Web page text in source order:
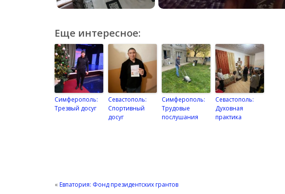
Еще интересное:
Симферополь:
Трезвый досуг
Севастополь:
Спортивный
досуг
Симферополь:
Трудовые
послушания
Севастополь:
Духовная
практика
« Евпатория: Фонд президентских грантов